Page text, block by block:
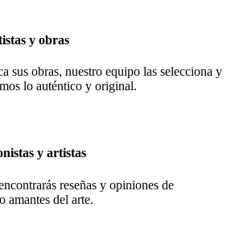
y obras
sus obras, nuestro equipo las selecciona y
lo auténtico y original.
y artistas
reseñas y opiniones de
amantes del arte.